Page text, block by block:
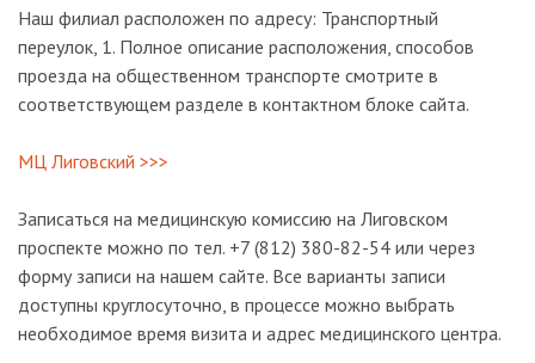
Наш филиал расположен по адресу: Транспортный
переулок, 1. Полное описание расположения, способов
проезда на общественном транспорте смотрите в
соответствующем разделе в контактном блоке сайта.
МЦ Лиговский >>>
Записаться на медицинскую комиссию на Лиговском
проспекте можно по тел. +7 (812) 380-82-54 или через
форму записи на нашем сайте. Все варианты записи
доступны круглосуточно, в процессе можно выбрать
необходимое время визита и адрес медицинского центра.